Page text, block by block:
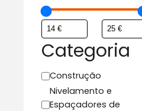
Categoria
C
t
Construção
Nivelamento e
Espaçadores de